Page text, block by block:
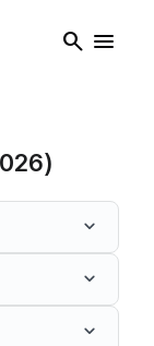
search menu
keyboard_arrow_down
keyboard_arrow_down
keyboard_arrow_down